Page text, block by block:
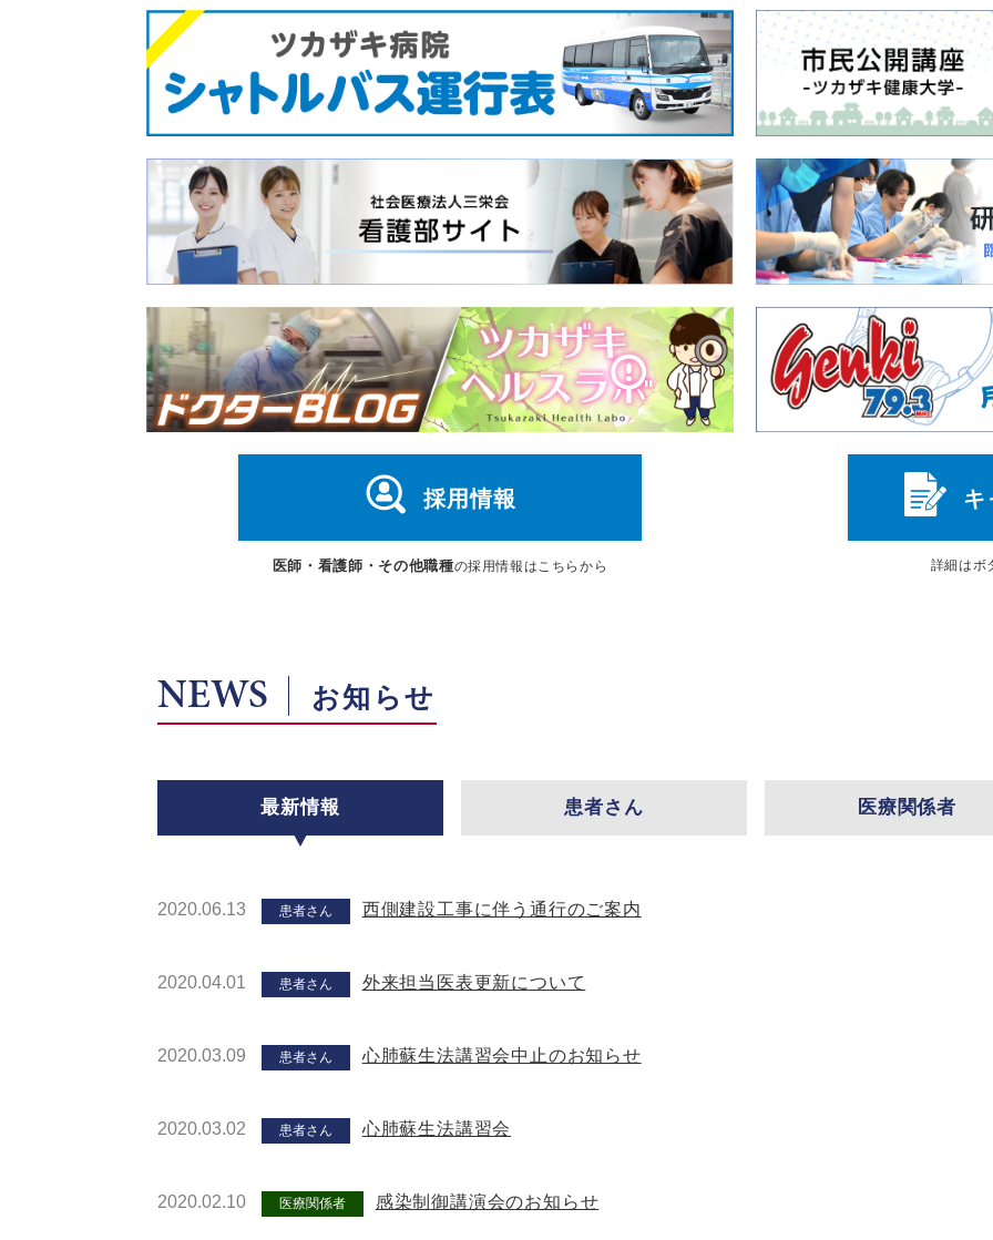
採用情報
医師・看護師・その他職種の採用情報はこちらから
キ
詳細はボ
NEWS お知らせ
最新情報 患者さん 医療関係者
2020.06.13 患者さん 西側建設工事に伴う通行のご案内
2020.04.01 患者さん 外来担当医表更新について
2020.03.09 患者さん 心肺蘇生法講習会中止のお知らせ
2020.03.02 患者さん 心肺蘇生法講習会
2020.02.10 医療関係者 感染制御講演会のお知らせ